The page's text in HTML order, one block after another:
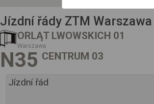
Jízdní řády ZTM Warszawa
ORLĄT LWOWSKICH 01
Warszawa
N35 CENTRUM 03
Jízdní řád